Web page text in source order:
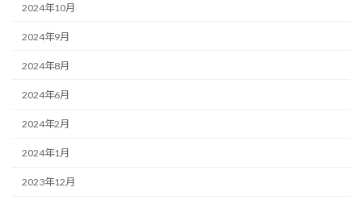
2024年10月
2024年9月
2024年8月
2024年6月
2024年2月
2024年1月
2023年12月